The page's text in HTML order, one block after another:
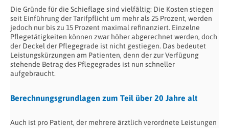
Die Gründe für die Schieflage sind vielfältig: Die Kosten stiegen
seit Einführung der Tarifpflicht um mehr als 25 Prozent, werden
jedoch nur bis zu 15 Prozent maximal refinanziert. Einzelne
Pflegetätigkeiten können zwar höher abgerechnet werden, doch
der Deckel der Pflegegrade ist nicht gestiegen. Das bedeutet
Leistungskürzungen am Patienten, denn der zur Verfügung
stehende Betrag des Pflegegrades ist nun schneller
aufgebraucht.
Berechnungsgrundlagen zum Teil über 20 Jahre alt
Auch ist pro Patient, der mehrere ärztlich verordnete Leistungen